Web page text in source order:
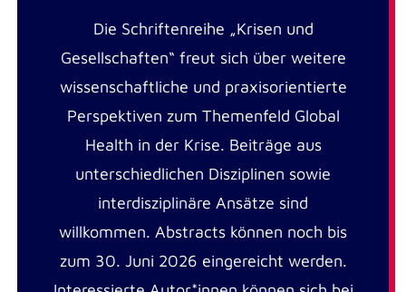
Die Schriftenreihe „Krisen und
Gesellschaften“ freut sich über weitere
wissenschaftliche und praxisorientierte
Perspektiven zum Themenfeld Global
Health in der Krise. Beiträge aus
unterschiedlichen Disziplinen sowie
interdisziplinäre Ansätze sind
willkommen. Abstracts können noch bis
zum 30. Juni 2026 eingereicht werden.